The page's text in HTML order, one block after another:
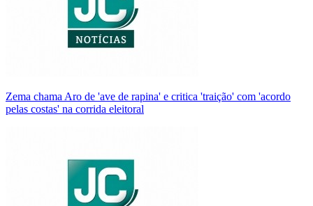
Zema chama Aro de 'ave de rapina' e critica 'traição' com 'acordo
pelas costas' na corrida eleitoral